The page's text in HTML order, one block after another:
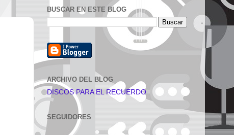
BUSCAR EN ESTE BLOG
ARCHIVO DEL BLOG
DISCOS PARA EL RECUERDO
SEGUIDORES